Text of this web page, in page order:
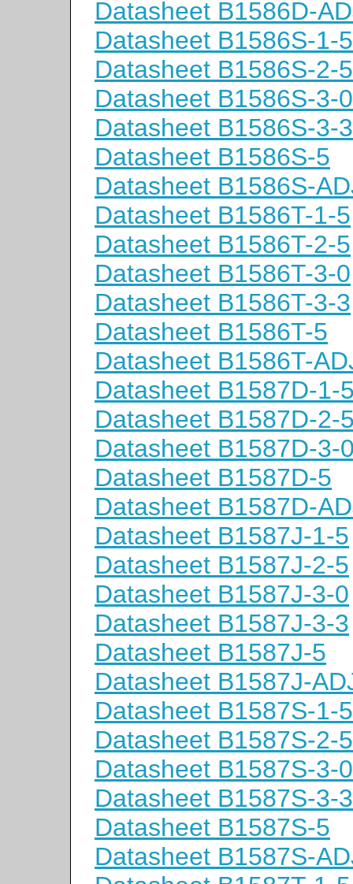
Datasheet B1586D-
Datasheet B1586S-1-5
Datasheet B1586S-2-5
Datasheet B1586S-3-0
Datasheet B1586S-3-3
Datasheet B1586S-5
Datasheet B1586S-
Datasheet B1586T-1-5
Datasheet B1586T-2-5
Datasheet B1586T-3-0
Datasheet B1586T-3-3
Datasheet B1586T-5
Datasheet B1586T-
Datasheet B1587D-1-
Datasheet B1587D-2-
Datasheet B1587D-3-
Datasheet B1587D-5
Datasheet B1587D-
Datasheet B1587J-1-5
Datasheet B1587J-2-5
Datasheet B1587J-3-0
Datasheet B1587J-3-3
Datasheet B1587J-5
Datasheet B1587J-
Datasheet B1587S-1-5
Datasheet B1587S-2-5
Datasheet B1587S-3-0
Datasheet B1587S-3-3
Datasheet B1587S-5
Datasheet B1587S-